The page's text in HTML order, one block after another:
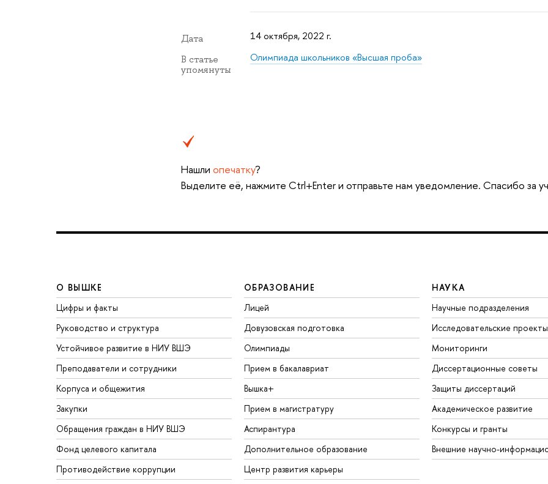
Дата 14 октября, 2022 г.
В статье
упомянуты
Олимпиада школьников «Высшая проба»
Нашли опечатку?
Выделите её, нажмите Ctrl+Enter и отправьте нам уведомление. Спасибо за
О ВЫШКЕ
Цифры и факты
Руководство и структура
Устойчивое развитие в НИУ ВШЭ
Преподаватели и сотрудники
Корпуса и общежития
Закупки
Обращения граждан в НИУ ВШЭ
Фонд целевого капитала
Противодействие коррупции
ОБРАЗОВАНИЕ
Лицей
Довузовская подготовка
Олимпиады
Прием в бакалавриат
Вышка+
Прием в магистратуру
Аспирантура
Дополнительное образование
Центр развития карьеры
НАУКА
Научные подразделения
Исследовательские проекты
Мониторинги
Диссертационные советы
Защиты диссертаций
Академическое развитие
Конкурсы и гранты
Внешние научно-